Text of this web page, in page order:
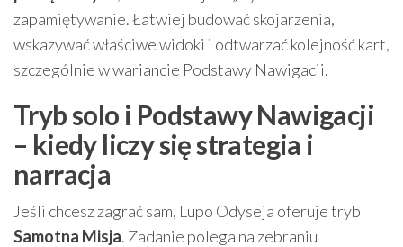
zapamiętywanie. Łatwiej budować skojarzenia,
wskazywać właściwe widoki i odtwarzać kolejność kart,
szczególnie w wariancie Podstawy Nawigacji.
Tryb solo i Podstawy Nawigacji
– kiedy liczy się strategia i
narracja
Jeśli chcesz zagrać sam, Lupo Odyseja oferuje tryb
Samotna Misja. Zadanie polega na zebraniu